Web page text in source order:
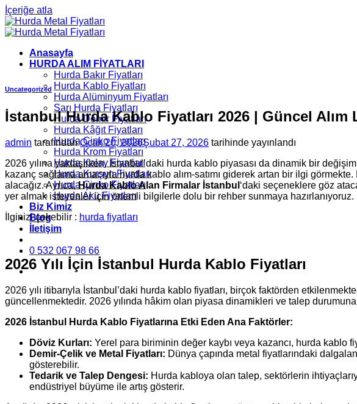
İçeriğe atla
Anasayfa
HURDA ALIM FİYATLARI
Hurda Bakır Fiyatları
Hurda Kablo Fiyatları
Hurda Alüminyum Fiyatları
Sarı Hurda Fiyatları
Hurda Demir Fiyatları
Hurda Kâğıt Fiyatları
Hurda Çinko Fiyatları
Hurda Krom Fiyatları
Hurda Kalay Fiyatları
Hurda Kurşun Fiyatları
Hurda Çinko Fiyatları
Hurda Akü Fiyatları
Biz Kimiz
Blog
İletişim
0 532 067 98 66
Uncategorized
İstanbul Hurda Kablo Fiyatları 2026 | Güncel Alım
admin tarafından Ocak 20, 2026Şubat 27, 2026 tarihinde yayınlandı
2026 yılına yaklaşırken, İstanbul’daki hurda kablo piyasası da dinamik bir
kazanç sağlama amacıyla hurda kablo alım-satımı giderek artan bir ilgi
alacağız. Ayrıca,Hurda Kablo Alan Firmalar İstanbul ‘daki seçeneklere göz
yer almak isteyenler için önemli bilgilerle dolu bir rehber sunmaya hazırlanıyoruz.
İlginizi çekebilir : hurda fiyatları
2026 Yılı İçin İstanbul Hurda Kablo Fiyatları
2026 yılı itibarıyla İstanbul’daki hurda kablo fiyatları, birçok faktörden
güncellenmektedir. 2026 yılında hâkim olan piyasa dinamikleri ve talep
2026 İstanbul Hurda Kablo Fiyatlarına Etki Eden Ana Faktörler:
Döviz Kurları: Yerel para biriminin değer kaybı veya kazancı, hurda kablo
Demir-Çelik ve Metal Fiyatları: Dünya çapında metal fiyatlarındaki
gösterebilir.
Tedarik ve Talep Dengesi: Hurda kabloya olan talep, sektörlerin
endüstriyel büyüme ile artış gösterir.